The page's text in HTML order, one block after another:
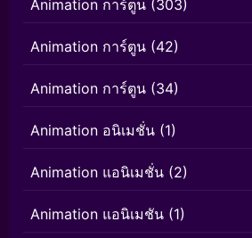
Animation การ์ตูน (303)
Animation การ์ตูน (42)
Animation การ์ตูน (34)
Animation อนิเมชั่น (1)
Animation แอนิเมชั่น (2)
Animation แอนิเมชัน (1)